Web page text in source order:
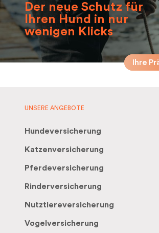
Der neue Schutz für
Ihren Hund in nur
wenigen Klicks
Ihre
UNSERE ANGEBOTE
Hundeversicherung
Katzenversicherung
Pferdeversicherung
Rinderversicherung
Nutztiereversicherung
Vogelversicherung